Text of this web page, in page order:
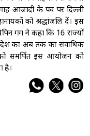
आजादी के पर्व पर दिल्ली
को श्रद्धांजलि दें। इस
गर्ग ने कहा कि 16 राज्यों
का अब तक का सर्वाधिक
समर्पित इस आयोजन को
है।